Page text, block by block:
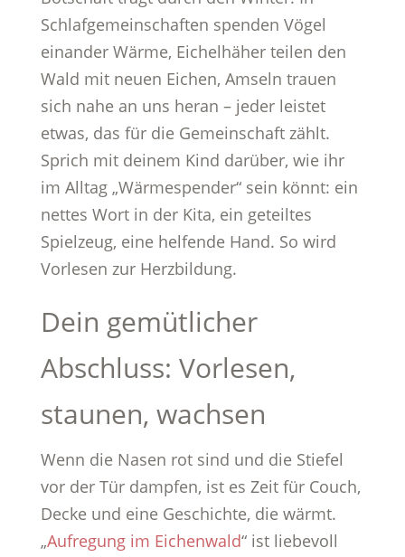
Schlafgemeinschaften spenden Vögel
einander Wärme, Eichelhäher teilen den
Wald mit neuen Eichen, Amseln trauen
sich nahe an uns heran – jeder leistet
etwas, das für die Gemeinschaft zählt.
Sprich mit deinem Kind darüber, wie ihr
im Alltag „Wärmespender“ sein könnt: ein
nettes Wort in der Kita, ein geteiltes
Spielzeug, eine helfende Hand. So wird
Vorlesen zur Herzbildung.
Dein gemütlicher
Abschluss: Vorlesen,
staunen, wachsen
Wenn die Nasen rot sind und die Stiefel
vor der Tür dampfen, ist es Zeit für Couch,
Decke und eine Geschichte, die wärmt.
„Aufregung im Eichenwald“ ist liebevoll